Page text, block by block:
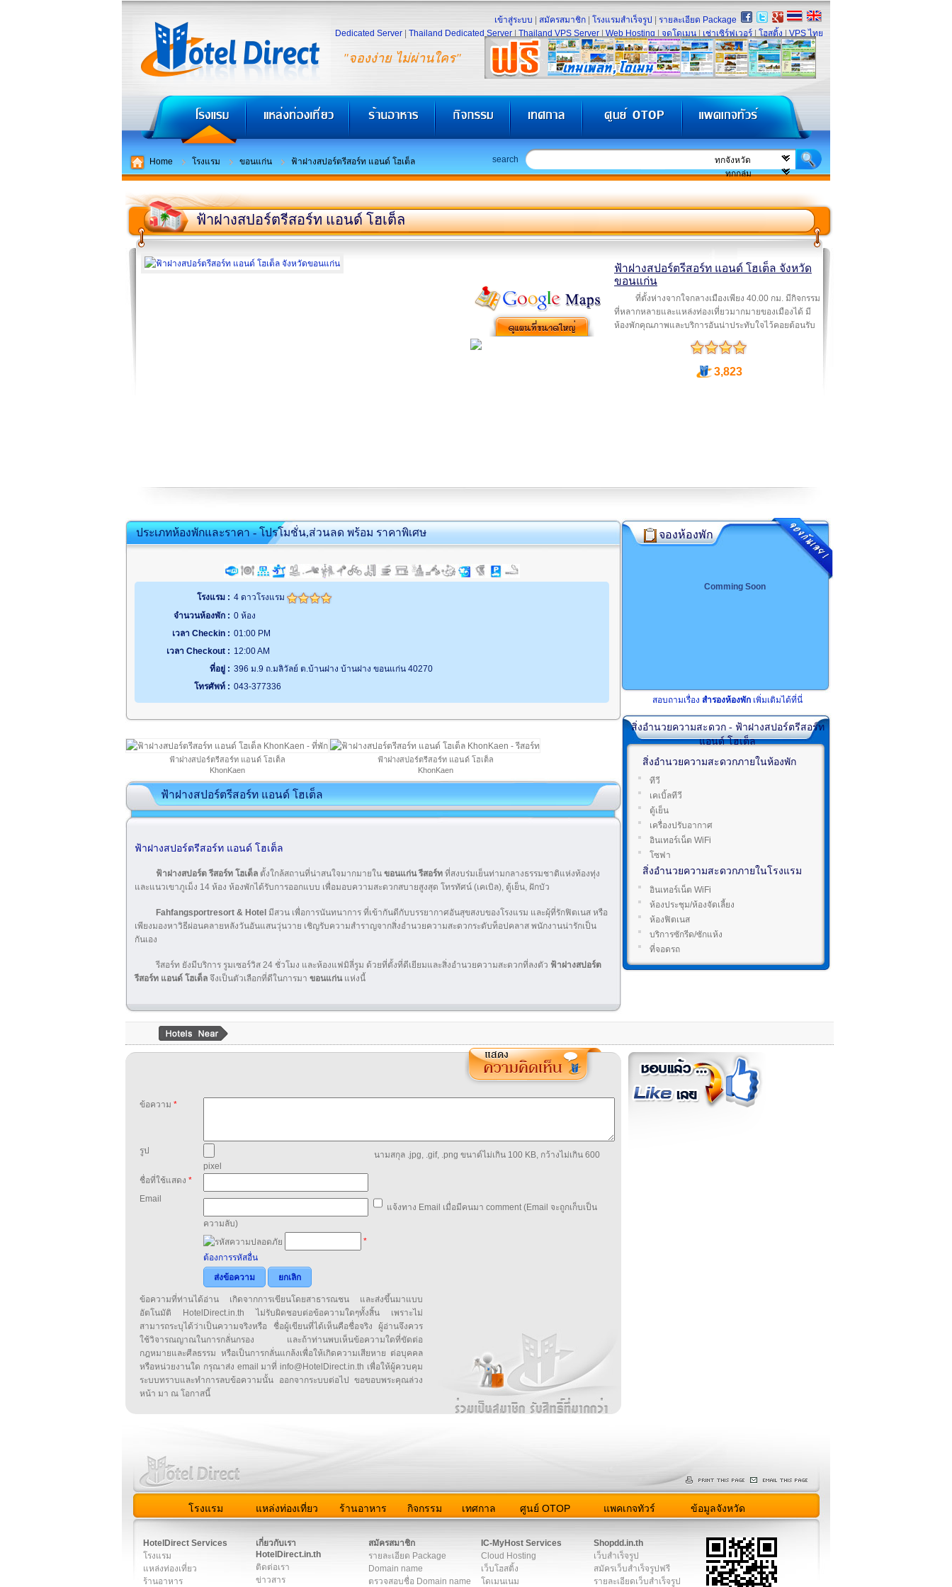
"จองง่าย ไม่ผ่านใคร"
เข้าสู่ระบบ สมัครสมาชิก โรงแรมสำเร็จรูป
รายละเอียด Package
Dedicated Server
Thailand Dedicated Server Thailand VPS Server Web Hosting จดโดเมน เช่าเซิร์ฟเวอร์ โฮสติ้ง VPS ไทย
Home โรงแรม ขอนแก่น ฟ้าฝางสปอร์ตรีสอร์ท แอนด์ โฮเต็ล search
ฟ้าฝางสปอร์ตรีสอร์ท แอนด์ โฮเต็ล
ฟ้าฝางสปอร์ตรีสอร์ท แอนด์ โฮเต็ล จังหวัด
ขอนแก่น
ที่ตั้งห่างจากใจกลางเมืองเพียง 40.00 กม. มีกิจกรรม
ที่หลากหลายและแหล่งท่องเที่ยวมากมายของเมืองได้ มี
ห้องพักคุณภาพและบริการอันน่าประทับใจไว้คอยต้อนรับ
3,823
ประเภทห้องพักและราคา - โปรโมชั่น,ส่วนลด พร้อม ราคาพิเศษ
โรงแรม : 4 ดาวโรงแรม
จำนวนห้องพัก : 0 ห้อง
เวลา Checkin : 01:00 PM
เวลา Checkout : 12:00 AM
ที่อยู่ : 396 ม.9 ถ.มลิวัลย์ ต.บ้านฝาง บ้านฝาง ขอนแก่น 40270
โทรศัพท์ : 043-377336
ฟ้าฝางสปอร์ตรีสอร์ท แอนด์ โฮเต็ล
KhonKaen
ฟ้าฝางสปอร์ตรีสอร์ท แอนด์ โฮเต็ล
KhonKaen
ฟ้าฝางสปอร์ตรีสอร์ท แอนด์ โฮเต็ล
ฟ้าฝางสปอร์ตรีสอร์ท แอนด์ โฮเต็ล
ฟ้าฝางสปอร์ต รีสอร์ท โฮเต็ล ตั้งใกล้สถานที่น่าสนใจมากมายใน ขอนแก่น รีสอร์ท ที่สงบร่มเย็นท่ามกลางธรรมชาติแห่งท้องทุ่ง
และแนวเขาภูเม็ง 14 ห้อง ห้องพักได้รับการออกแบบ เพื่อมอบความสะดวกสบายสูงสุด โทรทัศน์ (เคเบิล), ตู้เย็น, ฝักบัว
Fahfangsportresort & Hotel มีสวน เพื่อการนันทนาการ ที่เข้ากันดีกับบรรยากาศอันสุขสงบของโรงแรม และผุ้ที่รักฟิตเนส หรือ
เพียงมองหาวิธีผ่อนคลายหลังวันอันแสนวุ่นวาย เชิญรับความสำราญจากสิ่งอำนวยความสะดวกระดับท็อปคลาส พนักงานน่ารักเป็น
กันเอง
รีสอร์ท ยังมีบริการ รูมเซอร์วิส 24 ชั่วโมง และห้องแฟมิลี่รูม ด้วยที่ตั้งที่ดีเยียมและสิ่งอำนวยความสะดวกที่ลงตัว ฟ้าฝางสปอร์ต
รีสอร์ท แอนด์ โฮเต็ล จึงเป็นตัวเลือกที่ดีในการมา ขอนแก่น แห่งนี้
จองห้องพัก
Comming Soon
สอบถามเรื่อง สำรองห้องพัก เพิ่มเติมได้ที่นี่
สิ่งอำนวยความสะดวก - ฟ้าฝางสปอร์ตรีสอร์ท
แอนด์ โฮเต็ล
สิ่งอำนวยความสะดวกภายในห้องพัก
ทีวี
เคเบิ้ลทีวี
ตู้เย็น
เครื่องปรับอากาศ
อินเทอร์เน็ต WiFi
โซฟา
สิ่งอำนวยความสะดวกภายในโรงแรม
อินเทอร์เน็ต WiFi
ห้องประชุม/ห้องจัดเลี้ยง
ห้องฟิตเนส
บริการซักรีด/ซักแห้ง
ที่จอดรถ
ข้อความ *
รูป
นามสกุล .jpg, .gif, .png ขนาด์ไม่เกิน 100 KB, กว้างไม่เกิน 600
pixel
ชื่อที่ใช้แสดง *
Email
แจ้งทาง Email เมื่อมีคนมา comment (Email จะถูกเก็บเป็น
ความลับ)
*
ต้องการรหัสอื่น
ส่งข้อความ
ยกเลิก
ข้อความที่ท่านได้อ่าน เกิดจากการเขียนโดยสาธารณชน และส่งขึ้นมาแบบ
อัตโนมัติ HotelDirect.in.th ไม่รับผิดชอบต่อข้อความใดๆทั้งสิ้น เพราะไม่
สามารถระบุได้ว่าเป็นความจริงหรือ ชื่อผู้เขียนที่ได้เห็นคือชื่อจริง ผู้อ่านจึงควร
ใช้วิจารณญาณในการกลั่นกรอง และถ้าท่านพบเห็นข้อความใดที่ขัดต่อ
กฎหมายและศีลธรรม หรือเป็นการกลั่นแกล้งเพื่อให้เกิดความเสียหาย ต่อบุคคล
หรือหน่วยงานใด กรุณาส่ง email มาที่ info@HotelDirect.in.th เพื่อให้ผู้ควบคุม
ระบบทราบและทำการลบข้อความนั้น ออกจากระบบต่อไป ขอขอบพระคุณล่วง
หน้า มา ณ โอกาสนี้
โรงแรม แหล่งท่องเที่ยว ร้านอาหาร กิจกรรม เทศกาล ศูนย์ OTOP แพคเกจทัวร์ ข้อมูลจังหวัด
HotelDirect Services
โรงแรม
แหล่งท่องเที่ยว
ร้านอาหาร
เกี่ยวกับเรา
HotelDirect.in.th
ติดต่อเรา
ข่าวสาร
สมัครสมาชิก
รายละเอียด Package
Domain name
ตรวจสอบชื่อ Domain name
IC-MyHost Services
Cloud Hosting
เว็บโฮสติ้ง
โดเมนเนม
Shopdd.in.th
เว็บสำเร็จรูป
สมัครเว็บสำเร็จรูปฟรี
รายละเอียดเว็บสำเร็จรูป